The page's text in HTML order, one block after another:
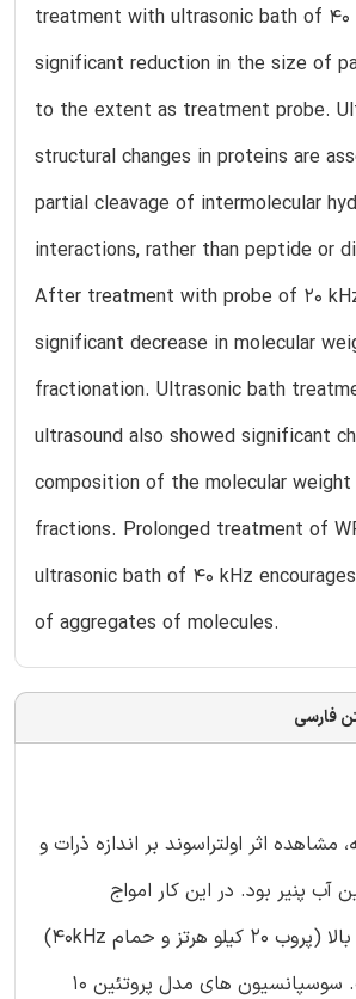
treatment with ultrasonic bath of 40
significant reduction in the size of
to the extent as treatment probe.
structural changes in proteins are
partial cleavage of intermolecular
interactions, rather than peptide or
After treatment with probe of 20
significant decrease in molecular
fractionation. Ultrasonic bath
ultrasound also showed significant
composition of the molecular
fractions. Prolonged treatment of
ultrasonic bath of 40 kHz
of aggregates of molecules.
فارسی
اثر اولتراسوند بر اندازه ذرات و
آب پنیر بود. در این کار امواج
اولتراسوند با شدت بالا (پروب 20 کیلو هرتز و حمام 40kHz)
استفاده شده است. سوسپانسیون های مدل پروتئین 10